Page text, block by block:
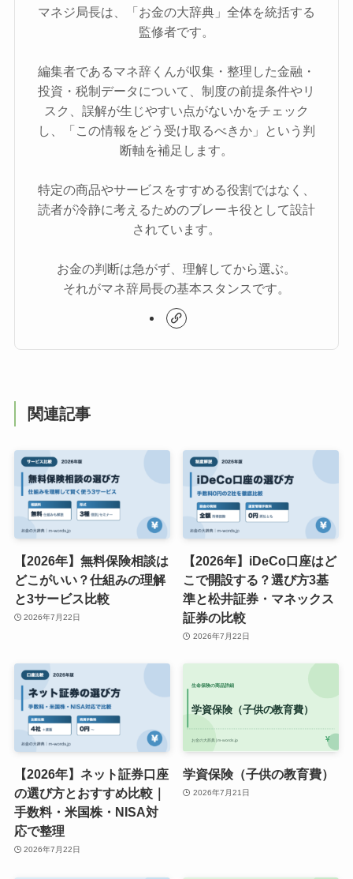
マネジ局長は、「お金の大辞典」全体を統括する
監修者です。
編集者であるマネ辞くんが収集・整理した金融・
投資・税制データについて、制度の前提条件やリ
スク、誤解が生じやすい点がないかをチェック
し、「この情報をどう受け取るべきか」という判
断軸を補足します。
特定の商品やサービスをすすめる役割ではなく、
読者が冷静に考えるためのブレーキ役として設計
されています。
お金の判断は急がず、理解してから選ぶ。
それがマネ辞局長の基本スタンスです。
関連記事
【2026年】無料保険相談は
どこがいい？仕組みの理解
と3サービス比較
2026年7月22日
【2026年】iDeCo口座はど
こで開設する？選び方3基
準と松井証券・マネックス
証券の比較
2026年7月22日
【2026年】ネット証券口座
の選び方とおすすめ比較｜
手数料・米国株・NISA対
応で整理
2026年7月22日
学資保険（子供の教育費）
2026年7月21日